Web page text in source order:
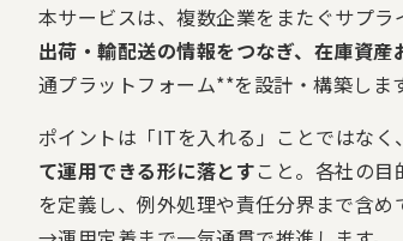
本サービスは、複数企業をまたぐサプ
出荷・輸配送の情報をつなぎ、在庫資
通プラットフォーム**を設計・構築しま
ポイントは「ITを入れる」ことではなく、
て運用できる形に落とすこと。各社の目
を定義し、例外処理や責任分界まで含